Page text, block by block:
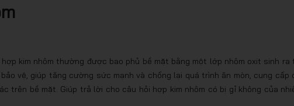
kim nhôm thường được bao phủ bề mặt bằng một lớp nhôm oxit sinh ra
vệ, giúp tăng cường sức mạnh và chống lại quá trình ăn mòn, cung cấp
trên bề mặt. Giúp trả lời cho câu hỏi hợp kim nhôm có bị gỉ không của